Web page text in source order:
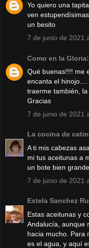
Yo quiero una
ven
un besito
7 de junio de 2021
Como en la
Qué buenas!!!! me
encanta el
traerme también,
Gracias
7 de junio de 2021
La cocina de
A ti mis cabezas
mi tus aceitunas a
un bote bien
7 de junio de 2021
Estela Sanchez
Estas aceitunas y
Andalucía, aunque
hacia mucho. Para
es el agua, y aquí